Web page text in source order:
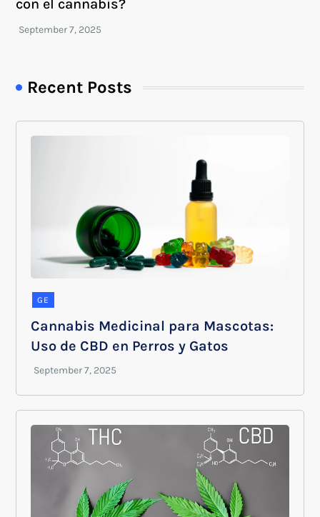
con el cannabis?
Recent Posts
GE
Cannabis Medicinal para Mascotas:
Uso de CBD en Perros y Gatos